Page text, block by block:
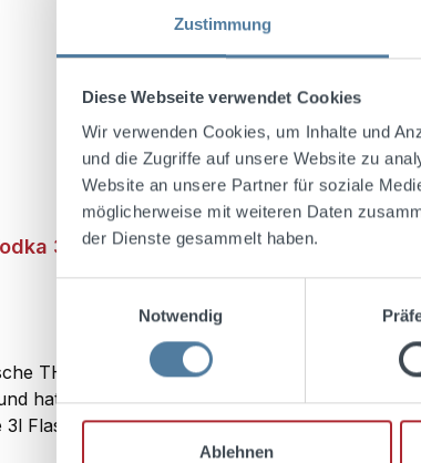
Zustimmung
Diese Webseite verwendet Cookies
Wir verwenden Cookies, um Inhalte und
und die Zugriffe auf unsere Website zu
Website an unsere Partner für soziale
möglicherweise mit weiteren Daten
der Dienste gesammelt haben.
Notwendig
Ablehnen
von 3.2 von 5 Sternen
3l Flaschenpumpe
THREE SIXTY Vodka ausschenken! Mit der
hat einen Durchmesser von etwa 4,5cm.
3l Flasche ist natürlich nicht enthalten! Die